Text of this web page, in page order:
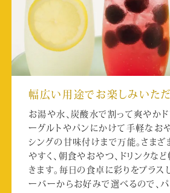
幅広い用途でお楽しみいただ
お湯や水、炭酸水で割って爽やかド
ーグルトやパンにかけて手軽なお
シングの甘味付けまで万能。さまざ
やすく、朝食やおやつ、ドリンクな
きます。毎日の食卓に彩りをプラス
ーバーからお好みで選べるので、